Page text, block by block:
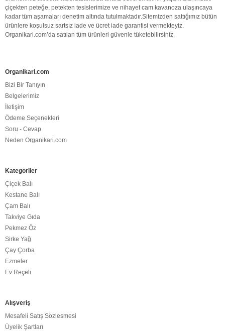
çiçekten peteğe, petekten tesislerimize ve nihayet cam kavanoza ulaşıncaya
kadar tüm aşamaları denetim altında tutulmaktadır.Sitemizden sattığımız bütün
ürünlere koşulsuz sartsız iade ve ücret iade garantisi vermekteyiz.
Organikari.com’da satılan tüm ürünleri güvenle tüketebilirsiniz.
Organikari.com
Bizi Bir Tanıyın
Belgelerimiz
İletişim
Ödeme Seçenekleri
Soru - Cevap
Neden Organikari.com
Kategoriler
Çiçek Balı
Kestane Balı
Çam Balı
Takviye Gıda
Pekmez Öz
Sirke Yağ
Çay Çorba
Ezmeler
Ev Reçeli
Alışveriş
Mesafeli Satış Sözlesmesi
Üyelik Şartları